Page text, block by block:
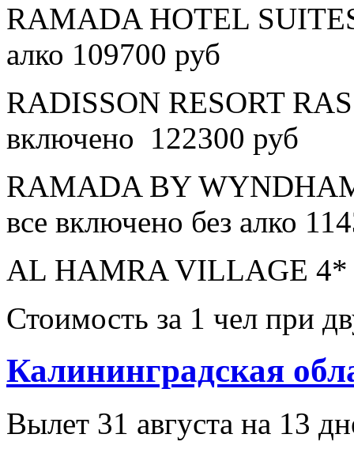
RAMADA HOTEL
алко 109700 руб
RADISSON RESORT
включено 122300 руб
RAMADA BY
все включено без алко
AL HAMRA VILLAGE 4*
Стоимость за 1 чел при
Калининградская
Вылет 31 августа на 13